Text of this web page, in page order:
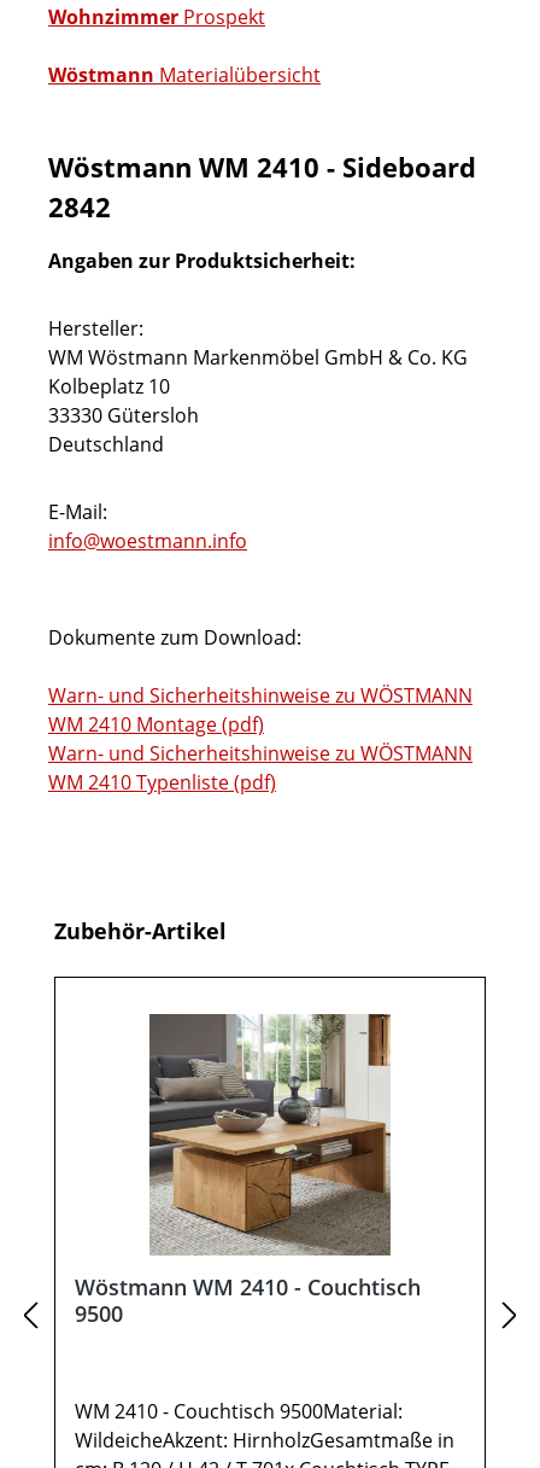
Wohnzimmer Prospekt
Wöstmann Materialübersicht
Wöstmann WM 2410 - Sideboard
2842
Angaben zur Produktsicherheit:
Hersteller:
WM Wöstmann Markenmöbel GmbH & Co. KG
Kolbeplatz 10
33330 Gütersloh
Deutschland
E-Mail:
info@woestmann.info
Dokumente zum Download:
Warn- und Sicherheitshinweise zu WÖSTMANN
WM 2410 Montage (pdf)
Warn- und Sicherheitshinweise zu WÖSTMANN
WM 2410 Typenliste (pdf)
Produktgalerie überspringen
Zubehör-Artikel
Wöstmann WM 2410 - Couchtisch
9500
WM 2410 - Couchtisch 9500Material:
WildeicheAkzent: HirnholzGesamtmaße in